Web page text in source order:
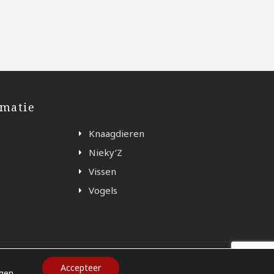
Knaagdieren
Nieky’Z
Vissen
Vogels
Accepteer